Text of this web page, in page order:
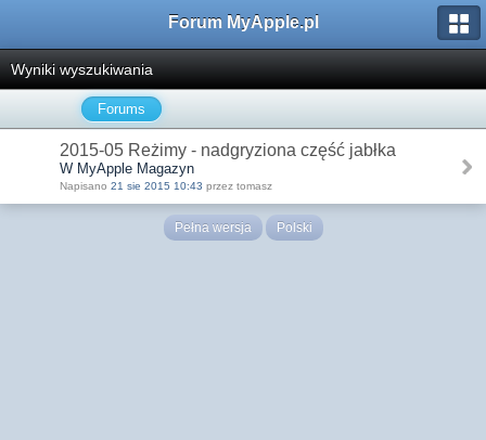
Forum MyApple.pl
Wyniki wyszukiwania
Forums
2015-05 Reżimy - nadgryziona część jabłka
W MyApple Magazyn
Napisano 21 sie 2015 10:43 przez tomasz
Pełna wersja Polski